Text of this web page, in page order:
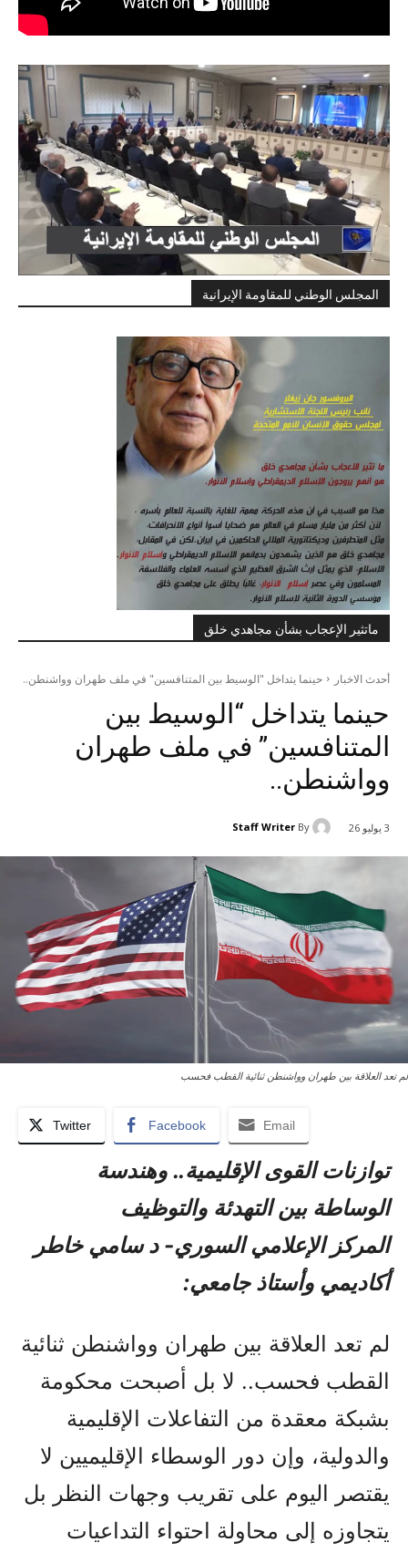
المجلس الوطني للمقاومة الإيرانية
ماتثير الإعجاب بشأن مجاهدي خلق
أحدث الاخبار حينما يتداخل "الوسيط بين المتنافسين" في ملف طهران وواشنطن..
حينما يتداخل “الوسيط بين
المتنافسين” في ملف طهران
وواشنطن..
3 يوليو 26 By
Staff Writer
لم تعد العلاقة بين طهران وواشنطن ثنائية القطب فحسب
Twitter Facebook Email
توازنات القوى الإقليمية.. وهندسة
الوساطة بين التهدئة والتوظيف
المركز الإعلامي السوري- د سامي خاطر
أكاديمي وأستاذ جامعي:
لم تعد العلاقة بين طهران وواشنطن ثنائية
القطب فحسب.. لا بل أصبحت محكومة
بشبكة معقدة من التفاعلات الإقليمية
والدولية، وإن دور الوسطاء الإقليميين لا
يقتصر اليوم على تقريب وجهات النظر بل
يتجاوزه إلى محاولة احتواء التداعيات